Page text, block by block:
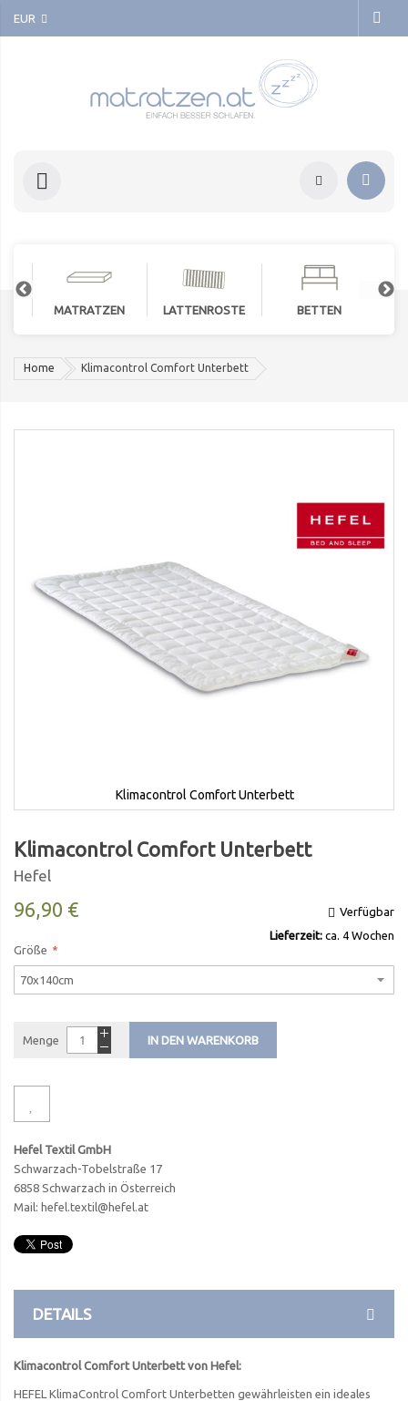
EUR
MATRATZEN LATTENROSTE BETTEN
Home Klimacontrol Comfort Unterbett
Klimacontrol Comfort Unterbett
Klimacontrol Comfort Unterbett
Hefel
Verfügbar
Lieferzeit: ca. 4 Wochen
96,90 €
Größe
Menge IN DEN WARENKORB
Hefel Textil GmbH
Schwarzach-Tobelstraße 17
6858 Schwarzach in Österreich
Mail: hefel.textil@hefel.at
DETAILS
Klimacontrol Comfort Unterbett von Hefel:
HEFEL KlimaControl Comfort Unterbetten gewährleisten ein ideales